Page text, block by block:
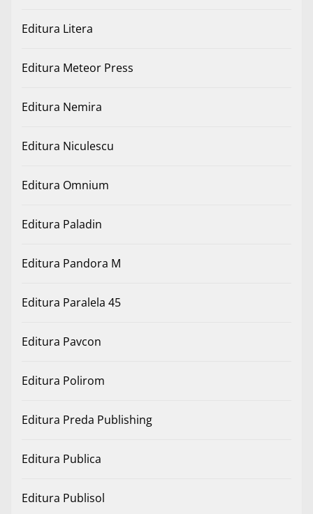
Editura Litera
Editura Meteor Press
Editura Nemira
Editura Niculescu
Editura Omnium
Editura Paladin
Editura Pandora M
Editura Paralela 45
Editura Pavcon
Editura Polirom
Editura Preda Publishing
Editura Publica
Editura Publisol